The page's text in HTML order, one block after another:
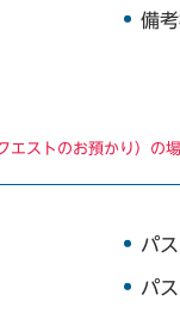
備
ストのお預かり）の
パ
パ